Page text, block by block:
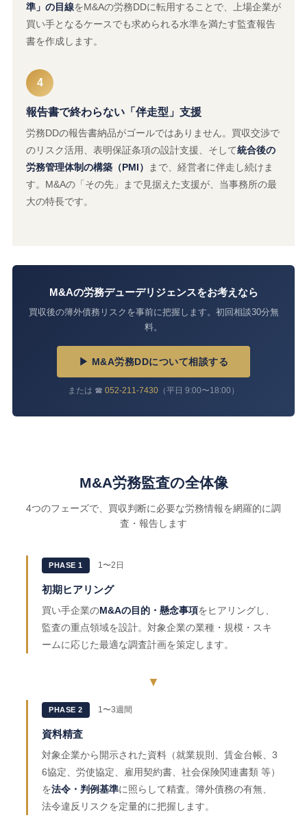
準」の目線をM&Aの労務DDに転用することで、上場企業が
買い手となるケースでも求められる水準を満たす監査報告
書を作成します。
4
報告書で終わらない「伴走型」支援
労務DDの報告書納品がゴールではありません。買収交渉で
のリスク活用、表明保証条項の設計支援、そして統合後の
労務管理体制の構築（PMI）
まで、経営者に伴走し続けま
す。M&Aの「その先」まで見据えた支援が、当事務所の最
大の特長です。
M&Aの労務デューデリジェンスをお考えなら
買収後の簿外債務リスクを事前に把握します。初回相談30分無
料。
▶ M&A労務DDについて相談する
または ☎ 052-211-7430 （平日 9:00〜18:00）
M&A労務監査の全体像
4つのフェーズで、買収判断に必要な労務情報を網羅的に調
査・報告します
PHASE 1 1〜2日
初期ヒアリング
買い手企業のM&Aの目的・懸念事項をヒアリングし、
監査の重点領域を設計。対象企業の業種・規模・スキ
ームに応じた最適な調査計画を策定します。
▼
PHASE 2 1〜3週間
資料精査
対象企業から開示された資料（就業規則、賃金台帳、3
6協定、労使協定、雇用契約書、社会保険関連書類 等）
を法令・判例基準に照らして精査。簿外債務の有無、
法令違反リスクを定量的に把握します。